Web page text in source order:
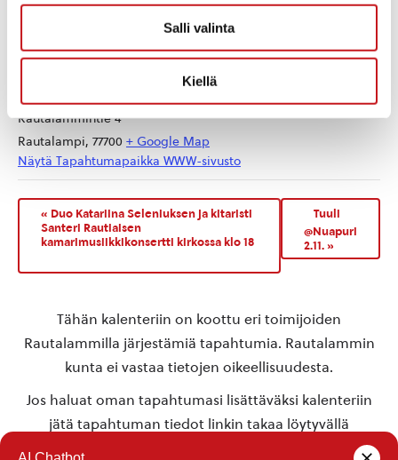
Salli valinta
Kiellä
Kirjaston Kivijalka
Rautalammintie 4
Rautalampi, 77700 + Google Map
Näytä Tapahtumapaikka WWW-sivusto
« Duo Katariina Seleniuksen ja kitaristi
Santeri Rautiaisen
kamarimusiikkikonsertti kirkossa klo 18
Tuuli
@Nuapuri
2.11.»
Tähän kalenteriin on koottu eri toimijoiden
Rautalammilla järjestämiä tapahtumia. Rautalammin
kunta ei vastaa tietojen oikeellisuudesta.
Jos haluat oman tapahtumasi lisättäväksi kalenteriin
jätä tapahtuman tiedot linkin takaa löytyvällä